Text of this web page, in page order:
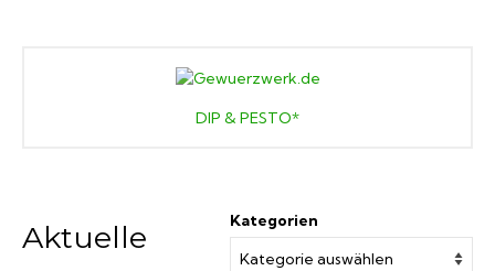
DIP & PESTO*
Kategorien
Aktuelle